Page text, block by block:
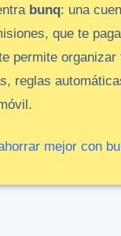
bunq: una
que te paga
permite organizar
reglas
mejor con